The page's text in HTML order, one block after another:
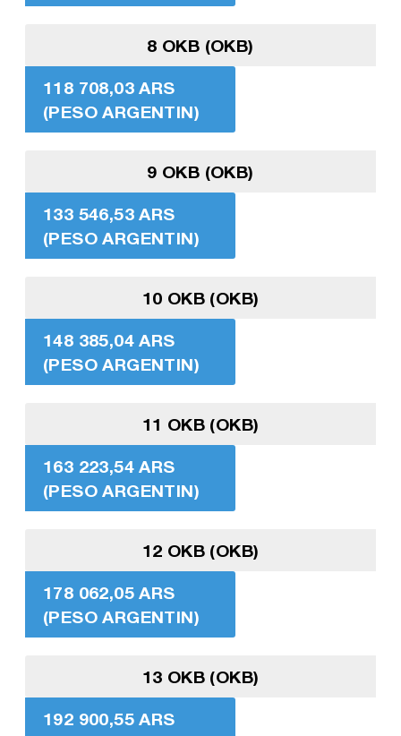
8 OKB (OKB)
118 708,03 ARS
(PESO ARGENTIN)
9 OKB (OKB)
133 546,53 ARS
(PESO ARGENTIN)
10 OKB (OKB)
148 385,04 ARS
(PESO ARGENTIN)
11 OKB (OKB)
163 223,54 ARS
(PESO ARGENTIN)
12 OKB (OKB)
178 062,05 ARS
(PESO ARGENTIN)
13 OKB (OKB)
192 900,55 ARS